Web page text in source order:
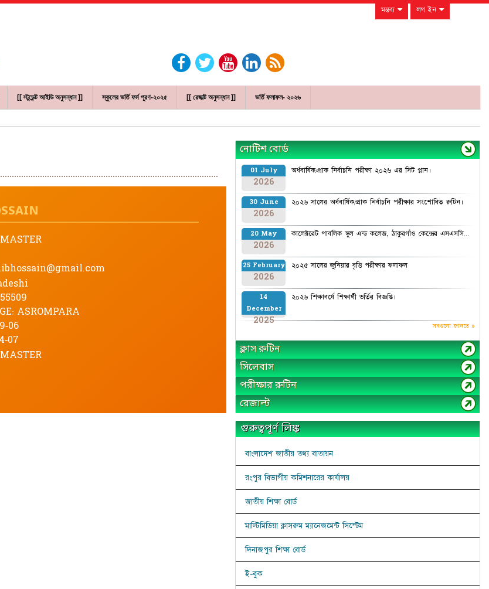
মন্তব্য লগ ইন
[[ স্টুডেন্ট আইডি অনুসন্ধান ]] স্কুলের ভর্তি ফর্ম পূরণ-২০২৫ [[ রেজাল্ট অনুসন্ধান ]] ভর্তি ফলাফল- ২০২৬
ASROMPARA
06
07
নোটিশ বোর্ড
01 July
2026
অর্ধবার্ষিক/প্রাক নির্বাচনি পরীক্ষা ২০২৬ এর সিট প্লান।
30 June
2026
২০২৬ সালের অর্ধবার্ষিক/প্রাক নির্বাচনি পরীক্ষার সংশোধিত রুটিন।
20 May
2026
কালেক্টরেট পাবলিক স্কুল এন্ড কলেজ, ঠাকুরগাঁও কেন্দ্রের এসএসসি...
25 February
2026
২০২৫ সালের জুনিয়ার বৃত্তি পরীক্ষার ফলাফল
14
December
2025
২০২৬ শিক্ষাবর্ষে শিক্ষার্থী ভর্তির বিজ্ঞপ্তি।
সবগুলো জানতে »
ক্লাস রুটিন
সিলেবাস
পরীক্ষার রুটিন
রেজাল্ট
গুরুত্বপূর্ণ লিঙ্ক
বাংলাদেশ জাতীয় তথ্য বাতায়ন
রংপুর বিভাগীয় কমিশনারের কার্যালয়
জাতীয় শিক্ষা বোর্ড
মাল্টিমিডিয়া ক্লাসরুম ম্যানেজমেন্ট সিস্টেম
দিনাজপুর শিক্ষা বোর্ড
ই-বুক